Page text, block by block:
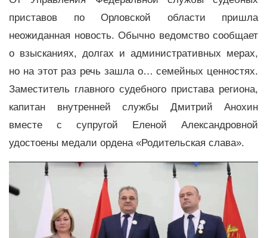
приставов по Орловской области пришла
неожиданная новость. Обычно ведомство сообщает
о взысканиях, долгах и административных мерах,
но на этот раз речь зашла о… семейных ценностях.
Заместитель главного судебного пристава региона,
капитан внутренней службы Дмитрий Анохин
вместе с супругой Еленой Александровной
удостоены медали ордена «Родительская слава».